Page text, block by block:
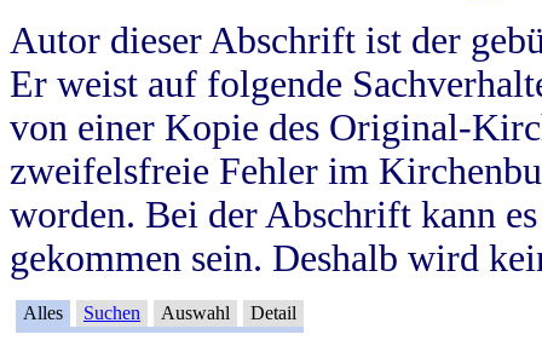
Autor dieser Abschrift ist der
Er weist auf folgende
von einer Kopie des Original-
zweifelsfreie Fehler im
worden. Bei der Abschrift kann
gekommen sein. Deshalb wird
Alles Suchen Auswahl Detail